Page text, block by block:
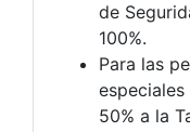
de
100%.
Para las
50% a la